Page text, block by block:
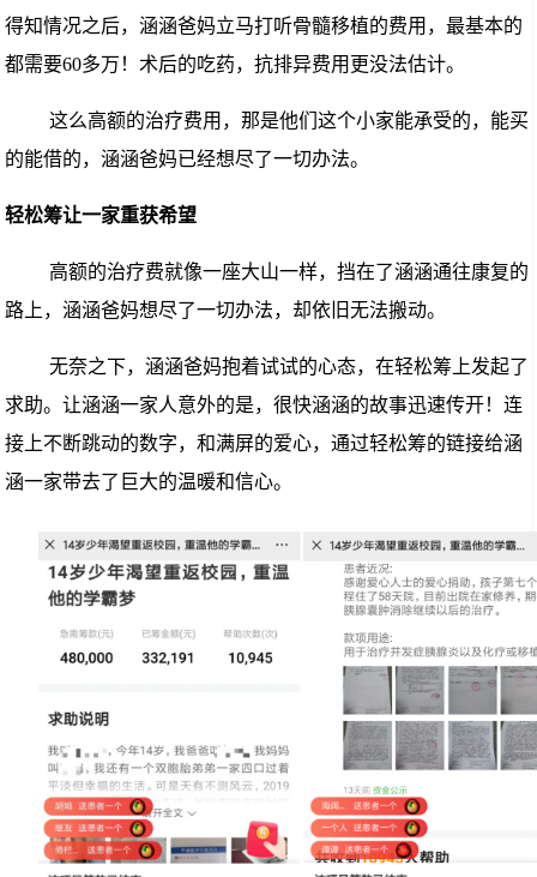
得知情况之后，涵涵爸妈立马打听骨髓移植的费用 ，最基本的
都需要60多万 ！术后的吃药，抗排异费用 更没法估计。
这么高额的治疗费用，那是他们这个小家能承受的，能买
的能借的，涵涵爸妈已经想尽了一切办法。
轻松筹让一家重获希望
高额的治疗费就像一座大山一样，挡在了涵涵通往康复的
路上，涵涵爸妈想尽了一切办法，却依旧无法搬动。
无奈之下，涵涵爸妈抱着试试的心态，在轻松筹上发起了
求助。让涵涵一家人意外的是，很快涵涵的故事迅速传开！连
接上不断跳动的数字，和满屏的爱心，通过轻松筹的链接给涵
涵一家带去了巨大的温暖和信心。